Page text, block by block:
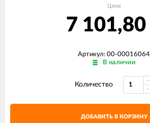
Цена
7 101,80
Артикул: 00-00016064
В наличии
Количество
ДОБАВИТЬ В КОРЗИНУ